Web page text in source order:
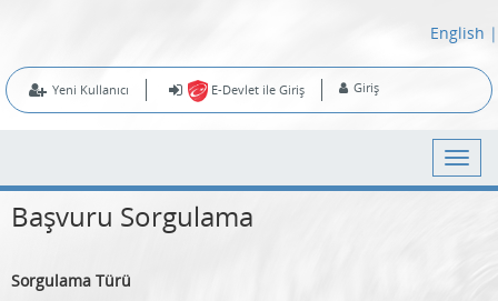
English |
Yeni Kullanıcı E-Devlet ile Giriş Giriş
Başvuru Sorgulama
Sorgulama Türü